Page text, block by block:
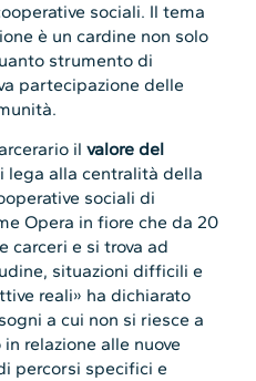
sociali. Il tema
è un cardine non solo
strumento di
partecipazione delle
ilvalore del
lega alla centralità della
sociali di
Opera in fiore che da 20
carceri e si trova ad
situazioni difficili e
reali» ha dichiarato
a cui non si riesce a
relazione alle nuove
percorsi specifici e